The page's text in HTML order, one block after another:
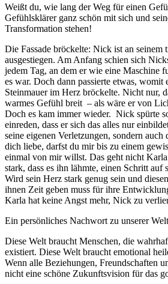
Weißt du, wie lang der Weg für einen
Gefühlsklärer ganz schön mit sich und
Transformation stehen!
Die Fassade bröckelte: Nick ist an seinem
ausgestiegen. Am Anfang schien sich
jedem Tag, an dem er wie eine Maschine
es war. Doch dann passierte etwas,
Steinmauer im Herz bröckelte. Nicht nur,
warmes Gefühl breit – als wäre er von
Doch es kam immer wieder. Nick spürte
einreden, dass er sich das alles nur
seine eigenen Verletzungen, sondern
dich liebe, darfst du mir bis zu einem
einmal von mir willst. Das geht nicht
stark, dass es ihn lähmte, einen Schritt
Wird sein Herz stark genug sein und
ihnen Zeit geben muss für ihre
Karla hat keine Angst mehr, Nick zu
Ein persönliches Nachwort zu unserer
Diese Welt braucht Menschen, die
existiert. Diese Welt braucht emotional
Wenn alle Beziehungen, Freundschaften
nicht eine schöne Zukunftsvision für das